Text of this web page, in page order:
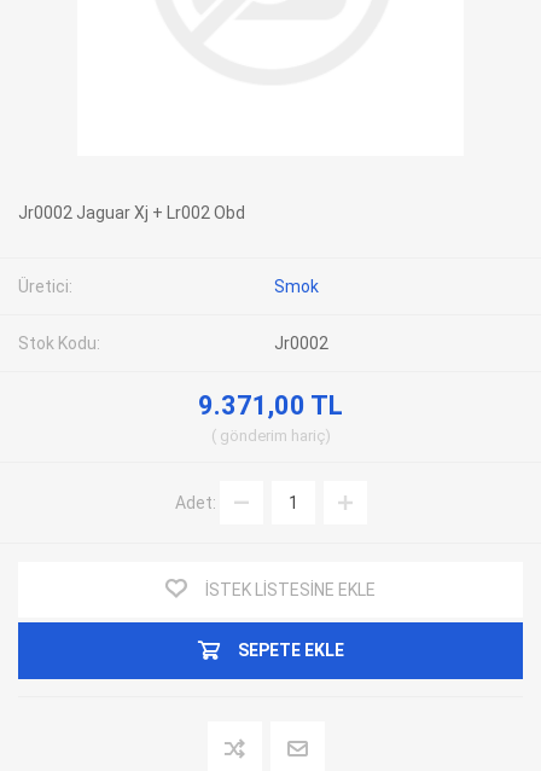
Jr0002 Jaguar Xj + Lr002 Obd
Üretici: Smok
Stok Kodu: Jr0002
9.371,00 TL
gönderim hariç
Adet:
İSTEK LISTESINE EKLE
SEPETE EKLE